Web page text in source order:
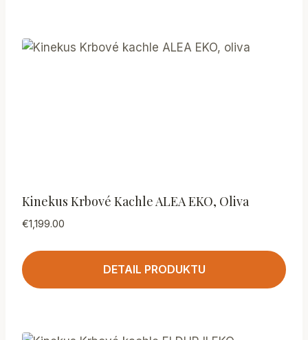
Kinekus Krbové Kachle ALEA EKO, Oliva
€1,199.00
DETAIL PRODUKTU